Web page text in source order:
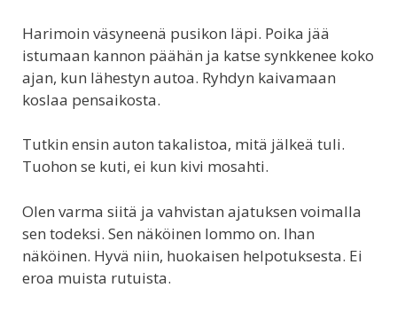
Harimoin väsyneenä pusikon läpi. Poika jää
istumaan kannon päähän ja katse synkkenee koko
ajan, kun lähestyn autoa. Ryhdyn kaivamaan
koslaa pensaikosta.
Tutkin ensin auton takalistoa, mitä jälkeä tuli.
Tuohon se kuti, ei kun kivi mosahti.
Olen varma siitä ja vahvistan ajatuksen voimalla
sen todeksi. Sen näköinen lommo on. Ihan
näköinen. Hyvä niin, huokaisen helpotuksesta. Ei
eroa muista rutuista.